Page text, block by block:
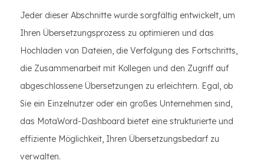
Jeder dieser Abschnitte wurde sorgfältig entwickelt, um
Ihren Übersetzungsprozess zu optimieren und das
Hochladen von Dateien, die Verfolgung des Fortschritts,
die Zusammenarbeit mit Kollegen und den Zugriff auf
abgeschlossene Übersetzungen zu erleichtern. Egal, ob
Sie ein Einzelnutzer oder ein großes Unternehmen sind,
das MotaWord-Dashboard bietet eine strukturierte und
effiziente Möglichkeit, Ihren Übersetzungsbedarf zu
verwalten.